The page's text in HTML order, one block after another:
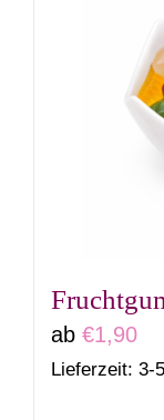
ab €1,90
Lieferzeit: 3-